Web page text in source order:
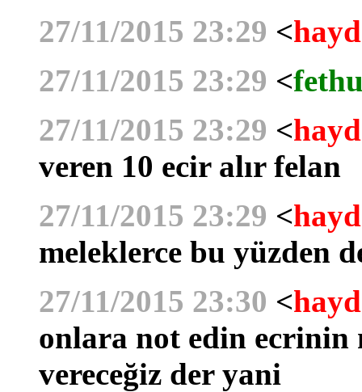
27/11/2015 23:29 <
27/11/2015 23:29 <
27/11/2015 23:29 <
veren 10 ecir alır felan
27/11/2015 23:29 <
meleklerce bu yüzden
27/11/2015 23:30 <
onlara not edin ecrinin
vereceğiz der yani